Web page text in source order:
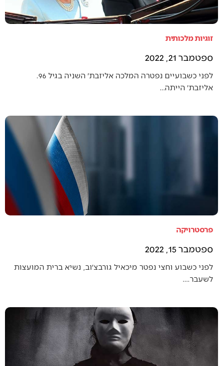
זוגיות מלכותית
ספטמבר 21, 2022
לפני כשבועיים נפטרה המלכה אליזבת׳ השניה בגיל 96.
אליזבת׳ הייתה…
פרסטרויקה
ספטמבר 15, 2022
לפני כשבוע וחצי נפטר מיכאיל גורבצ׳וב, נשיא ברית המועצות
לשעבר.…